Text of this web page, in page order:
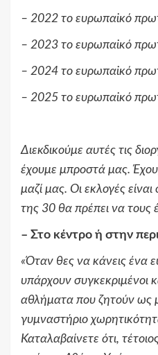
– 2022 το ευρωπαϊκό
– 2023 το ευρωπαϊκό
– 2024 το ευρωπαϊκό
– 2025 το ευρωπαϊκό
Διεκδικούμε αυτές τις
έχουμε μπροστά μας.
μαζί μας. Οι εκλογές
της 30 θα πρέπει να τους
– Στο κέντρο ή στην
«Όταν θες να κάνεις ένα
υπάρχουν συγκεκριμένοι
αθλήματα που ζητούν ως
γυμναστήριο
Καταλαβαίνετε ότι,